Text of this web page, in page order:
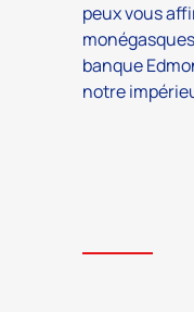
peux vous
banque
notre